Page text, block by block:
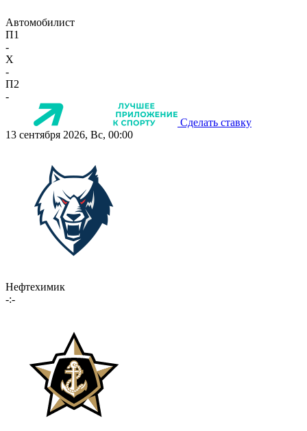
Автомобилист
П1
-
X
-
П2
-
Сделать ставку
13 сентября 2026, Вс, 00:00
Нефтехимик
-:-